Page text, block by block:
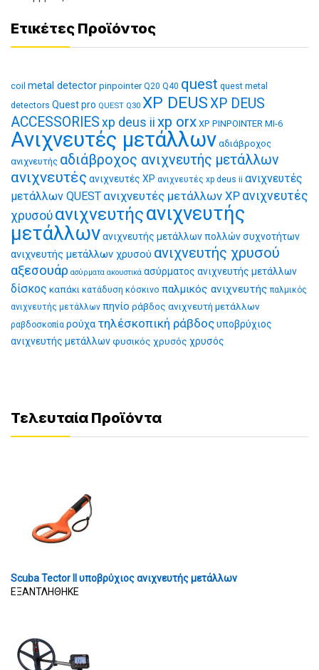
Ετικέτες Προϊόντος
coil metal detector pinpointer Q20 Q40 quest quest metal
detectors Quest pro QUEST Q30 XP DEUSXP DEUS
ACCESSORIES xp deus ii xp orx XP PINPOINTER MI-6
Ανιχνευτές μετάλλων αδιάβροχος
ανιχνευτής αδιάβροχος ανιχνευτής μετάλλων
ανιχνευτές ανιχνευτές XP ανιχνευτές xp deus ii ανιχνευτές
μετάλλων QUEST ανιχνευτές μετάλλων XP ανιχνευτές
χρυσού ανιχνευτήςανιχνευτής
μετάλλωνανιχνευτής μετάλλων πολλών συχνοτήτων
ανιχνευτής μετάλλων χρυσού ανιχνευτής χρυσού
αξεσουάρ ασύρματα ακουστικά ασύρματος ανιχνευτής μετάλλων
δίσκος καπάκι κατάδυση κόσκινο παλμικός ανιχνευτής παλμικός
ανιχνευτής μετάλλων πηνίο ράβδος ανιχνευτή μετάλλων
ραβδοσκοπία ρούχα τηλέσκοπική ράβδοςυποβρύχιος
ανιχνευτής μετάλλωνφυσικός χρυσός χρυσός
Τελευταία Προϊόντα
Scuba Tector II υποβρύχιος ανιχνευτής μετάλλων
ΕΞΑΝΤΛΗΘΗΚΕ